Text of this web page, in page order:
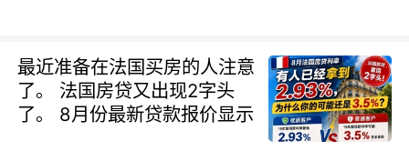
最近准备在法国买房的人注意
了。 法国房贷又出现2字头
了。 8月份最新贷款报价显示